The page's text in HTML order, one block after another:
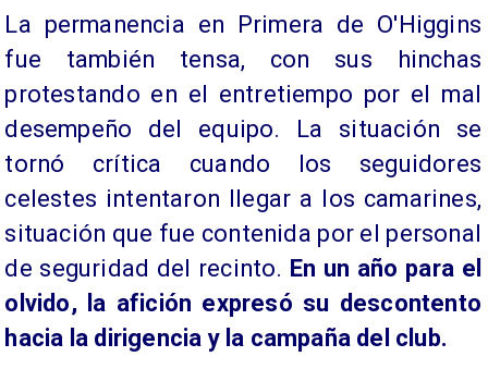
La permanencia en Primera de O'Higgins
fue también tensa, con sus hinchas
protestando en el entretiempo por el mal
desempeño del equipo. La situación se
tornó crítica cuando los seguidores
celestes intentaron llegar a los camarines,
situación que fue contenida por el personal
de seguridad del recinto. En un año para el
olvido, la afición expresó su descontento
hacia la dirigencia y la campaña del club.